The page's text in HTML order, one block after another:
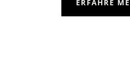
ERFAHRE